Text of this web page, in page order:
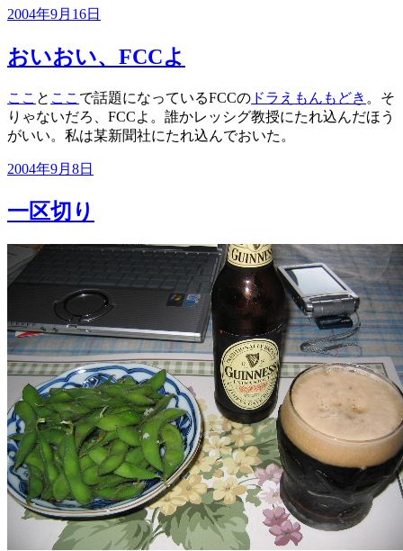
投
日:
2004年9月16日
おいおい、FCCよ
ここ と ここ で話題になっているFCCの ドラえもんもどき 。そ
りゃないだろ、FCCよ。誰かレッシグ教授にたれ込んだほう
がいい。私は某新聞社にたれ込んでおいた。
投
日:
2004年9月8日
一区切り